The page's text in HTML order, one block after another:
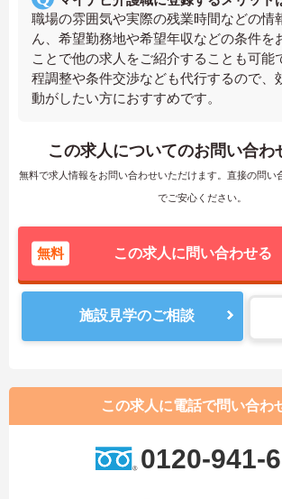
職場の雰囲気や実際の残業時間などの情
ん、希望勤務地や希望年収などの条件を
ことで他の求人をご紹介することも可能
程調整や条件交渉なども代行するので、
動がしたい方におすすめです。
この求人についてのお問い合わ
無料で求人情報をお問い合わせいただけます。直接の問い
でご安心ください。
無料 この求人に問い合わせる
施設見学のご相談
この求人に電話で問い合わ
0120-941-